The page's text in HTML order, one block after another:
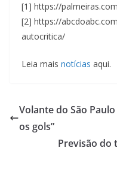
[1] https://
[2] https://
autocritica/
Leia mais notícias aqui.
Volante do São
os gols”
Previsão do